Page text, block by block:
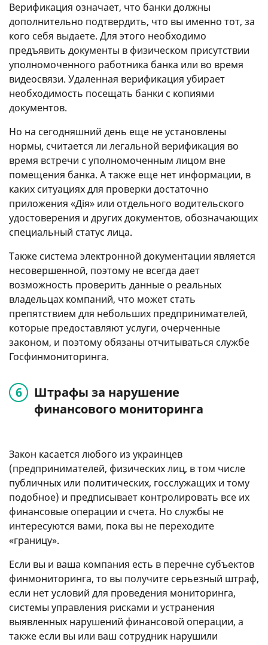
Верификация означает, что банки должны
дополнительно подтвердить, что вы именно тот, за
кого себя выдаете. Для этого необходимо
предъявить документы в физическом присутствии
уполномоченного работника банка или во время
видеосвязи. Удаленная верификация убирает
необходимость посещать банки с копиями
документов.
Но на сегодняшний день еще не установлены
нормы, считается ли легальной верификация во
время встречи с уполномоченным лицом вне
помещения банка. А также еще нет информации, в
каких ситуациях для проверки достаточно
приложения «Дія» или отдельного водительского
удостоверения и других документов, обозначающих
специальный статус лица.
Также система электронной документации является
несовершенной, поэтому не всегда дает
возможность проверить данные о реальных
владельцах компаний, что может стать
препятствием для небольших предпринимателей,
которые предоставляют услуги, очерченные
законом, и поэтому обязаны отчитываться службе
Госфинмониторинга.
Штрафы за нарушение
финансового мониторинга
Закон касается любого из украинцев
(предпринимателей, физических лиц, в том числе
публичных или политических, госслужащих и тому
подобное) и предписывает контролировать все их
финансовые операции и счета. Но службы не
интересуются вами, пока вы не переходите
«границу».
Если вы и ваша компания есть в перечне субъектов
финмониторинга, то вы получите серьезный штраф,
если нет условий для проведения мониторинга,
системы управления рисками и устранения
выявленных нарушений финансовой операции, а
также если вы или ваш сотрудник нарушили